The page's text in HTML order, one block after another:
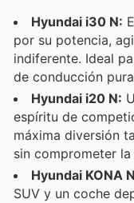
Hyundai i30 N:
por su potencia,
indiferente. Ideal
de conducción
Hyundai i20 N:
espíritu de
máxima diversión
sin comprometer
Hyundai KONA
SUV y un coche